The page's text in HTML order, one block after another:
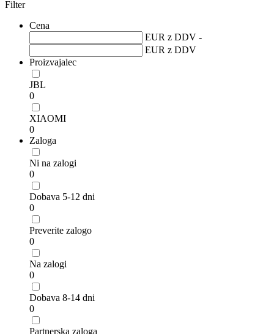
Filter
Cena
EUR z DDV -
EUR z DDV
Proizvajalec
JBL
0
XIAOMI
0
Zaloga
Ni na zalogi
0
Dobava 5-12 dni
0
Preverite zalogo
0
Na zalogi
0
Dobava 8-14 dni
0
Partnerska zaloga